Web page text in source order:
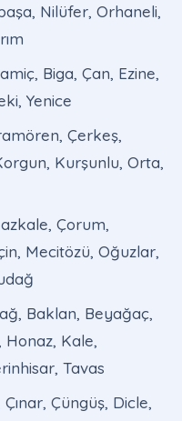
Nilüfer, Orhaneli,
Biga, Çan, Ezine,
Yenice
Çerkeş,
Kurşunlu, Orta,
Çorum,
Mecitözü, Oğuzlar,
Baklan, Beyağaç,
Honaz, Kale,
Tavas
Çüngüş, Dicle,